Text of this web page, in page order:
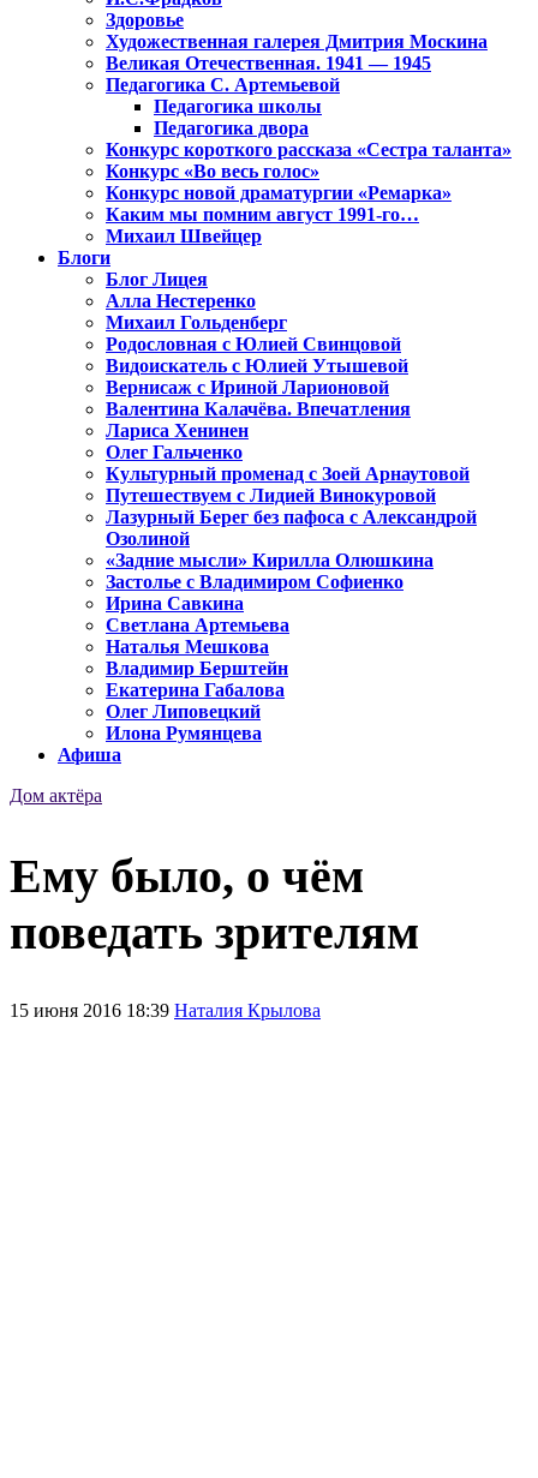
Здоровье
Художественная галерея Дмитрия Москина
Великая Отечественная. 1941 — 1945
Педагогика С. Артемьевой
Педагогика школы
Педагогика двора
Конкурс короткого рассказа «Сестра таланта»
Конкурс «Во весь голос»
Конкурс новой драматургии «Ремарка»
Каким мы помним август 1991-го…
Михаил Швейцер
Блоги
Блог Лицея
Алла Нестеренко
Михаил Гольденберг
Родословная с Юлией Свинцовой
Видоискатель с Юлией Утышевой
Вернисаж с Ириной Ларионовой
Валентина Калачёва. Впечатления
Лариса Хенинен
Олег Гальченко
Культурный променад с Зоей Арнаутовой
Путешествуем с Лидией Винокуровой
Лазурный Берег без пафоса с Александрой
Озолиной
«Задние мысли» Кирилла Олюшкина
Застолье с Владимиром Софиенко
Ирина Савкина
Светлана Артемьева
Наталья Мешкова
Владимир Берштейн
Екатерина Габалова
Олег Липовецкий
Илона Румянцева
Афиша
Дом актёра
Ему было, о чём
поведать зрителям
15 июня 2016 18:39 Наталия Крылова